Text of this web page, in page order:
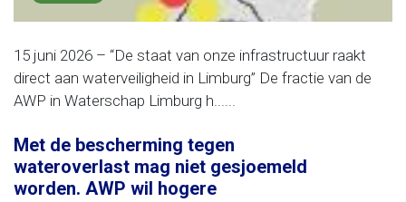
15 juni 2026 – “De staat van onze infrastructuur raakt
direct aan waterveiligheid in Limburg” De fractie van de
AWP in Waterschap Limburg h......
Met de bescherming tegen
wateroverlast mag niet gesjoemeld
worden. AWP wil hogere